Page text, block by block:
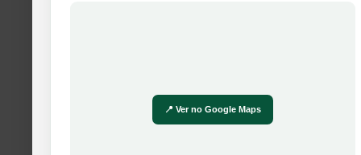
📍 Ver no Google Maps